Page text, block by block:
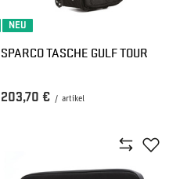
NEU
SPARCO TASCHE GULF TOUR
203,70 € / artikel